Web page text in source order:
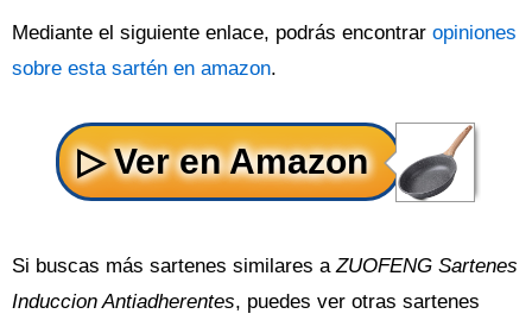
Mediante el siguiente enlace, podrás encontrar opiniones
sobre esta sartén en amazon.
Si buscas más sartenes similares aZUOFENG Sartenes
Induccion Antiadherentes, puedes ver otras sartenes